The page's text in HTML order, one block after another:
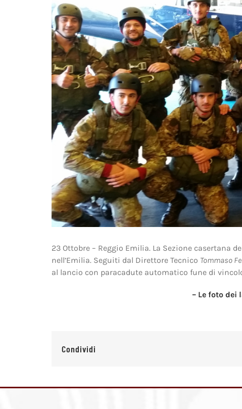
23 Ottobre – Reggio Emilia. La Sezione casertana
nell’Emilia. Seguiti dal Direttore Tecnico Tommaso
al lancio con paracadute automatico fune di
– Le foto dei
Condividi